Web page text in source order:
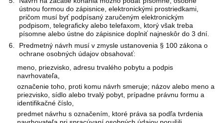
ústnou formou do zápisnice, elektronickými prostriedkami,
pričom musí byť podpísaný zaručeným elektronickým
podpisom, telegraficky alebo telefaxom, ktorý však treba
písomne alebo ústne do zápisnice doplniť najneskôr do 3 dní.
Predmetný návrh musí v zmysle ustanovenia § 100 zákona o
ochrane osobných údajov obsahovať:
meno, priezvisko, adresu trvalého pobytu a podpis
navrhovateľa,
označenie toho, proti komu návrh smeruje; názov alebo meno a
priezvisko, sídlo alebo trvalý pobyt, prípadne právnu formu a
identifikačné číslo,
predmet návrhu s označením, ktoré práva sa podľa tvrdenia